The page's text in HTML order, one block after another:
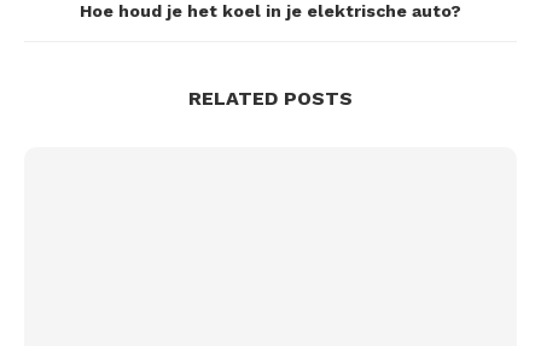
Hoe houd je het koel in je elektrische auto?
RELATED POSTS